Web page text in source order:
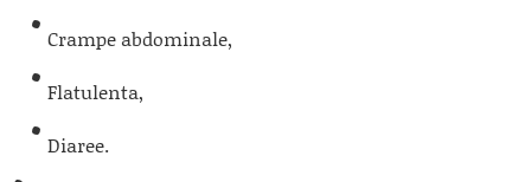
Crampe abdominale,
Flatulenta,
Diaree.